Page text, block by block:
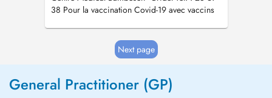
38 Pour la vaccination Covid-19 avec vaccins
Next page
General Practitioner (GP)